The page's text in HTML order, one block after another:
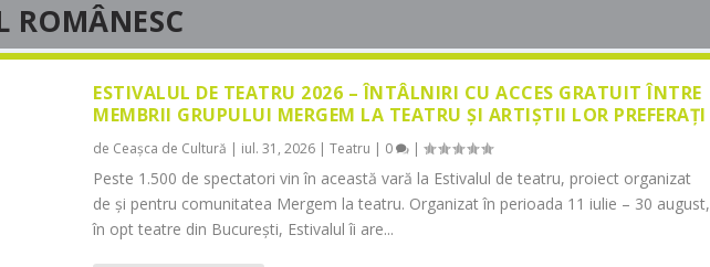
ROMÂNESC
ESTIVALUL DE TEATRU 2026 – ÎNTÂLNIRI CU ACCES GRATUIT ÎNTRE
MEMBRII GRUPULUI MERGEM LA TEATRU ȘI ARTIȘTII LOR PREFERAȚI
de Ceașca de Cultură | iul. 31, 2026 |Teatru | 0 |
Peste 1.500 de spectatori vin în această vară la Estivalul de teatru, proiect organizat
de și pentru comunitatea Mergem la teatru. Organizat în perioada 11 iulie – 30 august,
în opt teatre din București, Estivalul îi are...